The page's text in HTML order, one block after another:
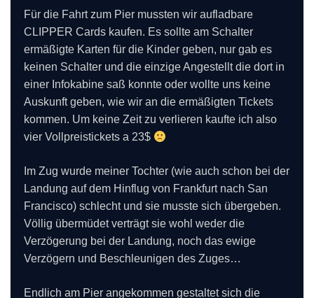
Für die Fahrt zum Pier mussten wir aufladbare
CLIPPER Cards kaufen. Es sollte am Schalter
ermäßigte Karten für die Kinder geben, nur gab es
keinen Schalter und die einzige Angestellt die dort in
einer Infokabine saß konnte oder wollte uns keine
Auskunft geben, wie wir an die ermäßigten Tickets
kommen. Um keine Zeit zu verlieren kaufte ich also
vier Vollpreistickets a 23$
Im Zug wurde meiner Tochter (wie auch schon bei der
Landung auf dem Hinflug von Frankfurt nach San
Francisco) schlecht und sie musste sich übergeben.
Völlig übermüdet verträgt sie wohl weder die
Verzögerung bei der Landung, noch das ewige
Verzögern und Beschleunigen des Zuges…
Endlich am Pier angekommen gestaltet sich die